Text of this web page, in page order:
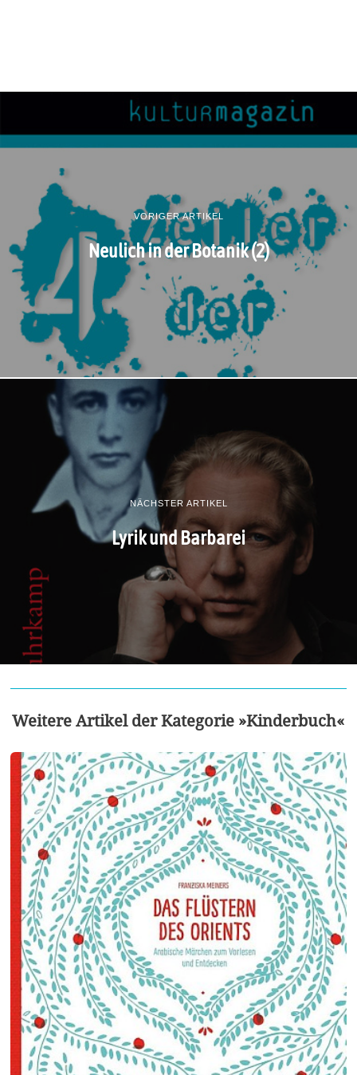
VORIGER ARTIKEL
Neulich in der Botanik (2)
NÄCHSTER ARTIKEL
Lyrik und Barbarei
Weitere Artikel der Kategorie »Kinderbuch«